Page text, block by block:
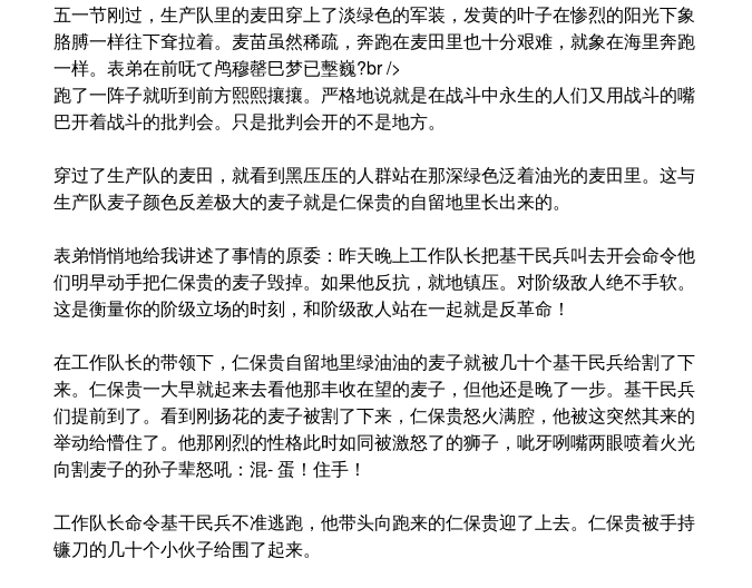
五一节刚过，生产队里的麦田穿上了淡绿色的军装，发黄的叶子在惨烈的阳光下象
胳膊一样往下耷拉着。麦苗虽然稀疏，奔跑在麦田里也十分艰难，就象在海里奔跑
一样。表弟在前呒て鸬穆罄巳梦已墼巍?br />
跑了一阵子就听到前方熙熙攘攘。严格地说就是在战斗中永生的人们又用战斗的嘴
巴开着战斗的批判会。只是批判会开的不是地方。
穿过了生产队的麦田，就看到黑压压的人群站在那深绿色泛着油光的麦田里。这与
生产队麦子颜色反差极大的麦子就是仁保贵的自留地里长出来的。
表弟悄悄地给我讲述了事情的原委：昨天晚上工作队长把基干民兵叫去开会命令他
们明早动手把仁保贵的麦子毁掉。如果他反抗，就地镇压。对阶级敌人绝不手软。
这是衡量你的阶级立场的时刻，和阶级敌人站在一起就是反革命！
在工作队长的带领下，仁保贵自留地里绿油油的麦子就被几十个基干民兵给割了下
来。仁保贵一大早就起来去看他那丰收在望的麦子，但他还是晚了一步。基干民兵
们提前到了。看到刚扬花的麦子被割了下来，仁保贵怒火满腔，他被这突然其来的
举动给懵住了。他那刚烈的性格此时如同被激怒了的狮子，呲牙咧嘴两眼喷着火光
向割麦子的孙子辈怒吼：混- 蛋！住手！
工作队长命令基干民兵不准逃跑，他带头向跑来的仁保贵迎了上去。仁保贵被手持
镰刀的几十个小伙子给围了起来。